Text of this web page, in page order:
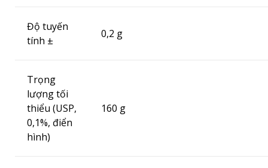
Độ tuyến
tính ±
0,2 g
Trọng
lượng tối
thiểu (USP,
0,1%, điển
hình)
160 g